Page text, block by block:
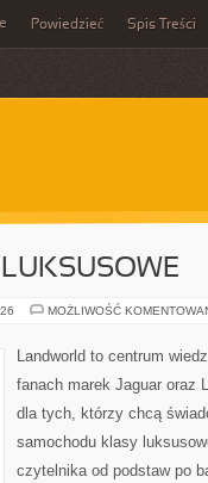
Powiedzieć Spis Treści
MOŻLIWOŚĆ
Landworld to centrum
fanach marek Jaguar oraz
dla tych, którzy chcą
samochodu klasy
czytelnika od podstaw po